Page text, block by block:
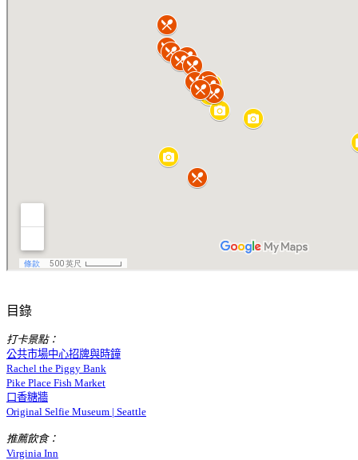
目錄
打卡景點：
公共市場中心招牌與時鐘
Rachel the Piggy Bank
Pike Place Fish Market
口香糖牆
Original Selfie Museum | Seattle
推薦飲食：
Virginia Inn